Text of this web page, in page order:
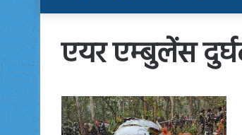
एयर एम्बुलेंस